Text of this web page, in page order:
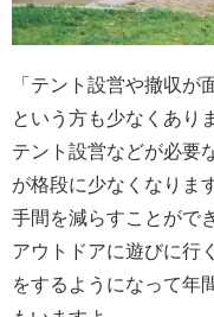
「テント設営や撤収が
という方も少なくあり
テント設営などが必要
が格段に少なくなりま
手間を減らすことがで
アウトドアに遊びに行
をするようになって年